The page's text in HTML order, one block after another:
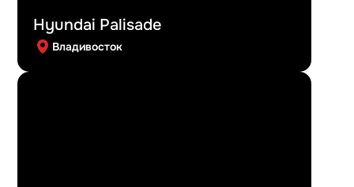
Hyundai Palisade
Владивосток